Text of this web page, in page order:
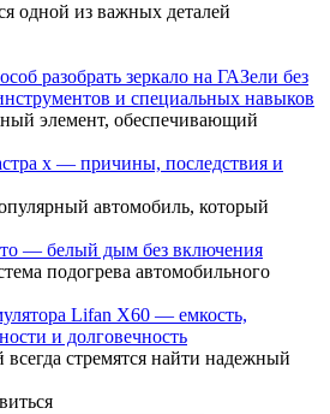
одной из важных деталей
разобрать зеркало на ГАЗели без
и специальных навыков
элемент, обеспечивающий
х — причины, последствия и
автомобиль, который
— белый дым без включения
подогрева автомобильного
Lifan X60 — емкость,
и долговечность
стремятся найти надежный